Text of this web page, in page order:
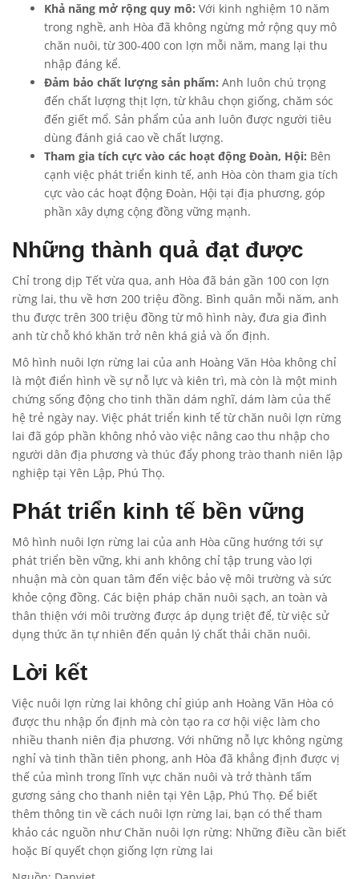
Khả năng mở rộng quy mô: Với kinh nghiệm 10 năm
trong nghề, anh Hòa đã không ngừng mở rộng quy mô
chăn nuôi, từ 300-400 con lợn mỗi năm, mang lại thu
nhập đáng kể.
Đảm bảo chất lượng sản phẩm: Anh luôn chú trọng
đến chất lượng thịt lợn, từ khâu chọn giống, chăm sóc
đến giết mổ. Sản phẩm của anh luôn được người tiêu
dùng đánh giá cao về chất lượng.
Tham gia tích cực vào các hoạt động Đoàn, Hội: Bên
cạnh việc phát triển kinh tế, anh Hòa còn tham gia tích
cực vào các hoạt động Đoàn, Hội tại địa phương, góp
phần xây dựng cộng đồng vững mạnh.
Những thành quả đạt được
Chỉ trong dịp Tết vừa qua, anh Hòa đã bán gần 100 con lợn
rừng lai, thu về hơn 200 triệu đồng. Bình quân mỗi năm, anh
thu được trên 300 triệu đồng từ mô hình này, đưa gia đình
anh từ chỗ khó khăn trở nên khá giả và ổn định.
Mô hình nuôi lợn rừng lai của anh Hoàng Văn Hòa không chỉ
là một điển hình về sự nỗ lực và kiên trì, mà còn là một minh
chứng sống động cho tinh thần dám nghĩ, dám làm của thế
hệ trẻ ngày nay. Việc phát triển kinh tế từ chăn nuôi lợn rừng
lai đã góp phần không nhỏ vào việc nâng cao thu nhập cho
người dân địa phương và thúc đẩy phong trào thanh niên lập
nghiệp tại Yên Lập, Phú Thọ.
Phát triển kinh tế bền vững
Mô hình nuôi lợn rừng lai của anh Hòa cũng hướng tới sự
phát triển bền vững, khi anh không chỉ tập trung vào lợi
nhuận mà còn quan tâm đến việc bảo vệ môi trường và sức
khỏe cộng đồng. Các biện pháp chăn nuôi sạch, an toàn và
thân thiện với môi trường được áp dụng triệt để, từ việc sử
dụng thức ăn tự nhiên đến quản lý chất thải chăn nuôi.
Lời kết
Việc nuôi lợn rừng lai không chỉ giúp anh Hoàng Văn Hòa có
được thu nhập ổn định mà còn tạo ra cơ hội việc làm cho
nhiều thanh niên địa phương. Với những nỗ lực không ngừng
nghỉ và tinh thần tiên phong, anh Hòa đã khẳng định được vị
thế của mình trong lĩnh vực chăn nuôi và trở thành tấm
gương sáng cho thanh niên tại Yên Lập, Phú Thọ. Để biết
thêm thông tin về cách nuôi lợn rừng lai, bạn có thể tham
khảo các nguồn như Chăn nuôi lợn rừng: Những điều cần biết
hoặc Bí quyết chọn giống lợn rừng lai